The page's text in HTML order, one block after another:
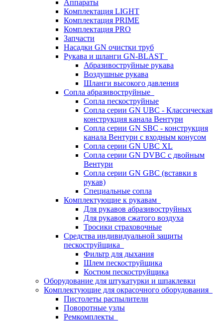
Аппараты
Комплектация LIGHT
Комплектация PRIME
Комплектация PRO
Запчасти
Насадки GN очистки труб
Рукава и шланги GN-BLAST
Абразивоструйные рукава
Воздушные рукава
Шланги высокого давления
Сопла абразивоструйные
Сопла пескоструйные
Сопла серии GN UBC - Классическая
конструкция канала Вентури
Сопла серии GN SBC - конструкция
канала Вентури c входным конусом
Сопла серии GN UBC XL
Сопла серии GN DVBC с двойным
Вентури
Сопла серии GN GBC (вставки в
рукав)
Специальные сопла
Комплектующие к рукавам
Для рукавов абразивоструйных
Для рукавов сжатого воздуха
Тросики страховочные
Средства индивидуальной защиты
пескоструйщика
Фильтр для дыхания
Шлем пескоструйщика
Костюм пескоструйщика
Оборудование для штукатурки и шпаклевки
Комплектующие для окрасочного оборудования
Пистолеты распылители
Поворотные узлы
Ремкомплекты